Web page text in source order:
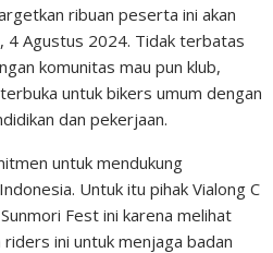
ribuan peserta ini akan
4 Agustus 2024. Tidak terbatas
komunitas mau pun klub,
untuk bikers umum dengan
dan pekerjaan.
untuk mendukung
Untuk itu pihak Vialong C
Fest ini karena melihat
ini untuk menjaga badan